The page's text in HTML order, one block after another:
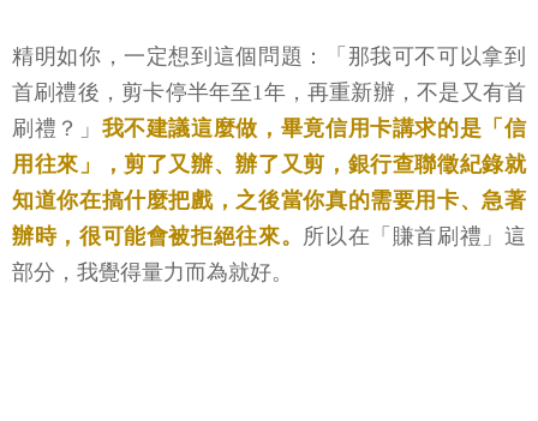
精明如你，一定想到這個問題：「那我可不可以拿到
首刷禮後，剪卡停半年至1年，再重新辦，不是又有首
刷禮？」 我不建議這麼做，畢竟信用卡講求的是「信
用往來」，剪了又辦、辦了又剪，銀行查聯徵紀錄就
知道你在搞什麼把戲，之後當你真的需要用卡、急著
辦時，很可能會被拒絕往來。 所以在「賺首刷禮」這
部分，我覺得量力而為就好。